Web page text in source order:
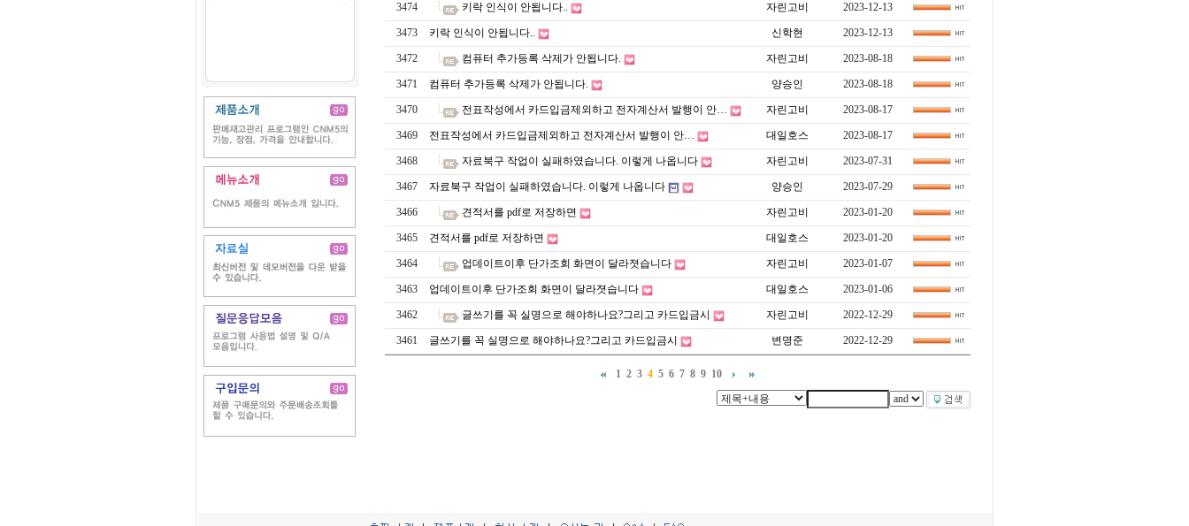
3474 키락 인식이 안됩니다.. 자린고비 2023-12-13
3473 키락 인식이 안됩니다.. 신학현 2023-12-13
3472 컴퓨터 추가등록 삭제가 안됩니다. 자린고비 2023-08-18
3471 컴퓨터 추가등록 삭제가 안됩니다. 양승인 2023-08-18
3470 전표작성에서 카드입금제외하고 전자계산서 발행이 안… 자린고비 2023-08-17
3469 전표작성에서 카드입금제외하고 전자계산서 발행이 안… 대일호스 2023-08-17
3468 자료북구 작업이 실패하였습니다. 이렇게 나옵니다 자린고비 2023-07-31
3467 자료북구 작업이 실패하였습니다. 이렇게 나옵니다 양승인 2023-07-29
3466 견적서를 pdf로 저장하면 자린고비 2023-01-20
3465 견적서를 pdf로 저장하면 대일호스 2023-01-20
3464 업데이트이후 단가조회 화면이 달라졋습니다 자린고비 2023-01-07
3463 업데이트이후 단가조회 화면이 달라졋습니다 대일호스 2023-01-06
3462 글쓰기를 꼭 실명으로 해야하나요?그리고 카드입금시 자린고비 2022-12-29
3461 글쓰기를 꼭 실명으로 해야하나요?그리고 카드입금시 변명준 2022-12-29
1 2 3 4 5 6 7 8 9 10